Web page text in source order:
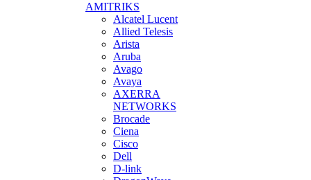
AMITRIKS
Alcatel Lucent
Allied Telesis
Arista
Aruba
Avago
Avaya
AXERRA
NETWORKS
Brocade
Ciena
Cisco
Dell
D-link